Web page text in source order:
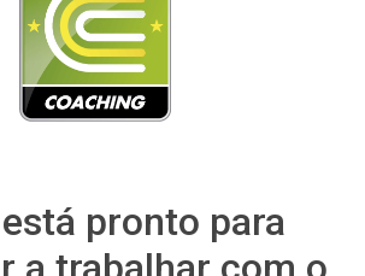
pronto para